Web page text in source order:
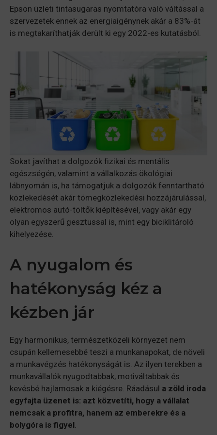
Epson üzleti tintasugaras nyomtatóra való váltással a
szervezetek ennek az energiaigénynek akár a 83%-át
is megtakaríthatják derült ki egy 2022-es kutatásból.
Sokat javíthat a dolgozók fizikai és mentális
egészségén, valamint a vállalkozás ökológiai
lábnyomán is, ha támogatjuk a dolgozók fenntartható
közlekedését akár tömegközlekedési hozzájárulással,
elektromos autó-töltők kiépítésével, vagy akár egy
olyan egyszerű gesztussal is, mint egy biciklitároló
kihelyezése.
A nyugalom és
hatékonyság kéz a
kézben jár
Egy harmonikus, természetközeli környezet nem
csupán kellemesebbé teszi a munkanapokat, de növeli
a munkavégzés hatékonyságát is. Az ilyen terekben a
munkavállalók nyugodtabbak, motiváltabbak és
kevésbé hajlamosak a kiégésre. Ráadásul a zöld iroda
egyfajta üzenet is: azt közvetíti, hogy a vállalat
nemcsak a profitra, hanem az emberekre és a
bolygóra is figyel